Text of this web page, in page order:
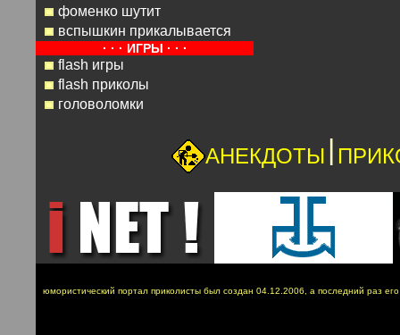
фоменко шутит
вспышкин прикалывается
· · · ИГРЫ · · ·
flash игры
flash приколы
головоломки
АНЕКДОТЫ |
юмористический портал приколисты был создан 04.12.2006, а последний раз